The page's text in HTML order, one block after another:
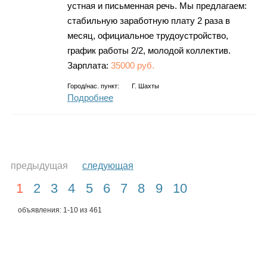
устная и письменная речь. Мы предлагаем:
стабильную заработную плату 2 раза в
месяц, официальное трудоустройство,
график работы 2/2, молодой коллектив.
Зарплата: 35000 руб.
Город/нас. пункт: Г. Шахты
Подробнее
предыдущая следующая
1 2 3 4 5 6 7 8 9 10
объявления: 1-10 из 461